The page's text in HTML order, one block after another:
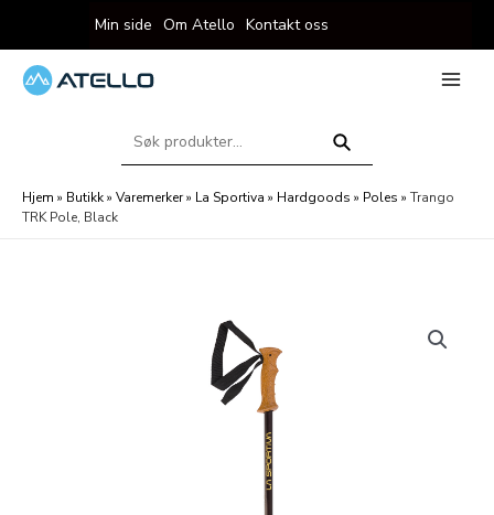
til
innholdet
Min side Om Atello Kontakt oss
Søk
Hjem » Butikk» Varemerker» La Sportiva » Hardgoods » Poles » Trango
TRK Pole, Black